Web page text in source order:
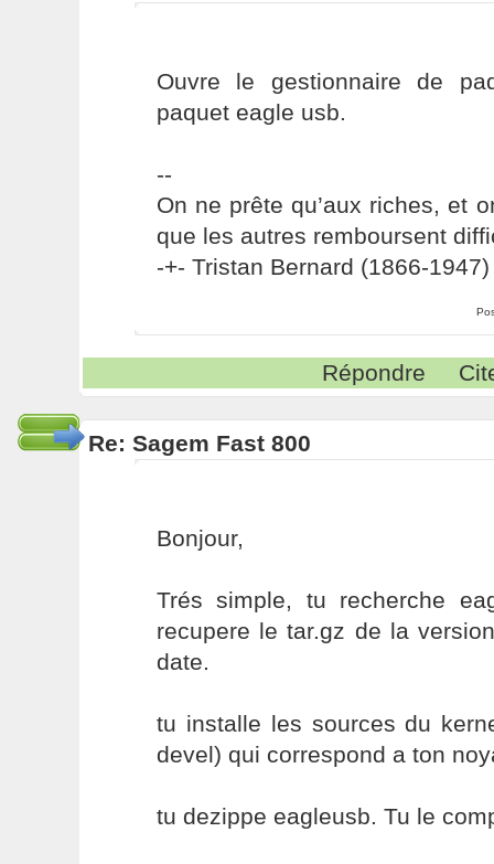
Ouvre le gestionnaire de
paquet eagle usb.
--
On ne prête qu’aux riches, et
que les autres remboursent
-+- Tristan Bernard (1866-1947)
Répondre
Re: Sagem Fast 800
Bonjour,
Trés simple, tu recherche
recupere le tar.gz de la
date.
tu installe les sources du
devel) qui correspond a ton
tu dezippe eagleusb. Tu le